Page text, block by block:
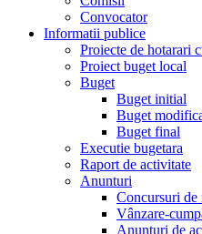
Convocator
Informatii publice
Proiecte de hotarari
Proiect buget local
Buget
Buget initial
Buget
Buget final
Executie bugetara
Raport de activitate
Anunturi
Concursuri de
Vânzare-
Anunțuri de